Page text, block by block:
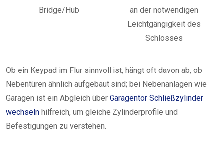
Bridge/Hub
an der notwendigen
Leichtgängigkeit des
Schlosses
Ob ein Keypad im Flur sinnvoll ist, hängt oft davon ab, ob
Nebentüren ähnlich aufgebaut sind; bei Nebenanlagen wie
Garagen ist ein Abgleich über Garagentor Schließzylinder
wechseln hilfreich, um gleiche Zylinderprofile und
Befestigungen zu verstehen.